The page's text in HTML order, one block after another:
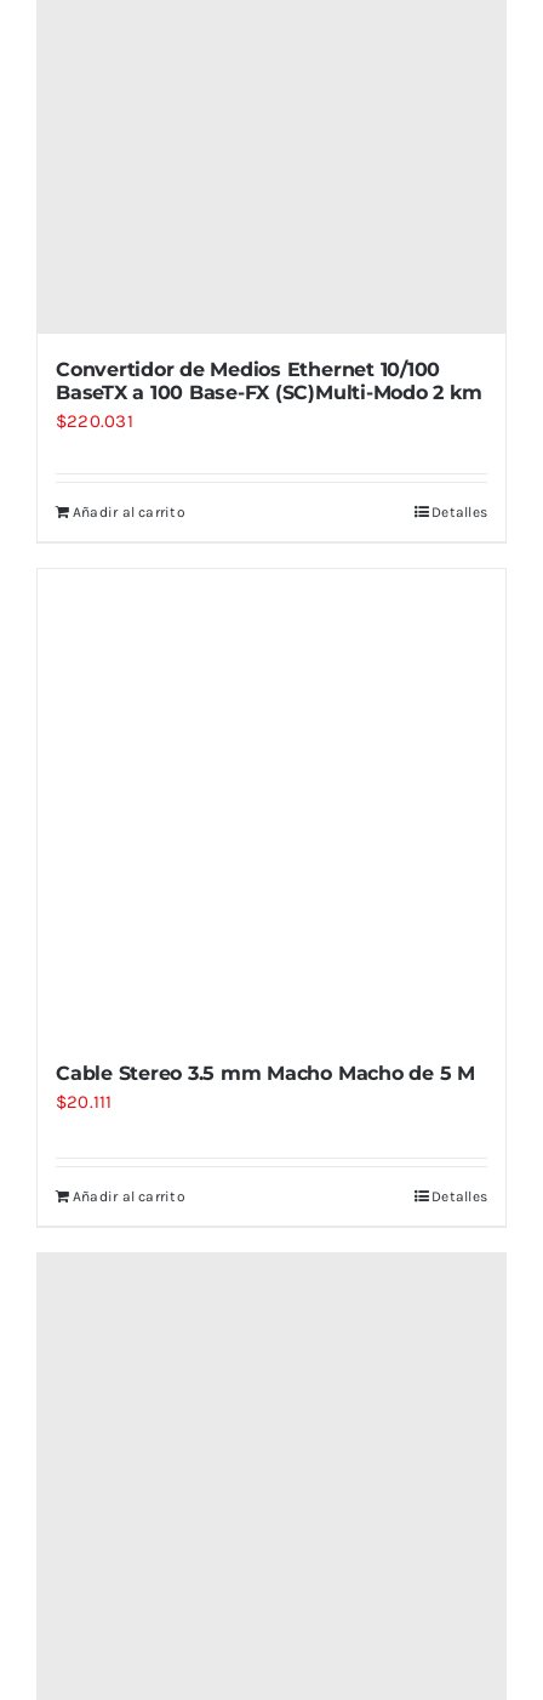
Convertidor de Medios Ethernet 10/100
BaseTX a 100 Base-FX (SC)Multi-Modo 2 km
$220.031
Añadir al carrito Detalles
Cable Stereo 3.5 mm Macho Macho de 5 M
$20.111
Añadir al carrito Detalles